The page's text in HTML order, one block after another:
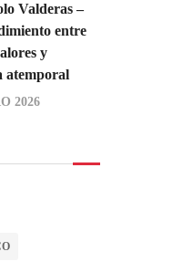
Valderas –
entre
y
atemporal
2026